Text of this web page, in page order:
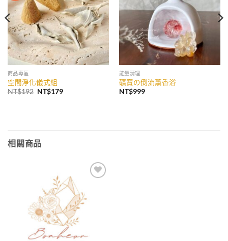
商品專區
空間淨化儀式組
NT$192 原
NT$179目
能量清理
礦寶の倒流薰香浴
NT$999
相關商品